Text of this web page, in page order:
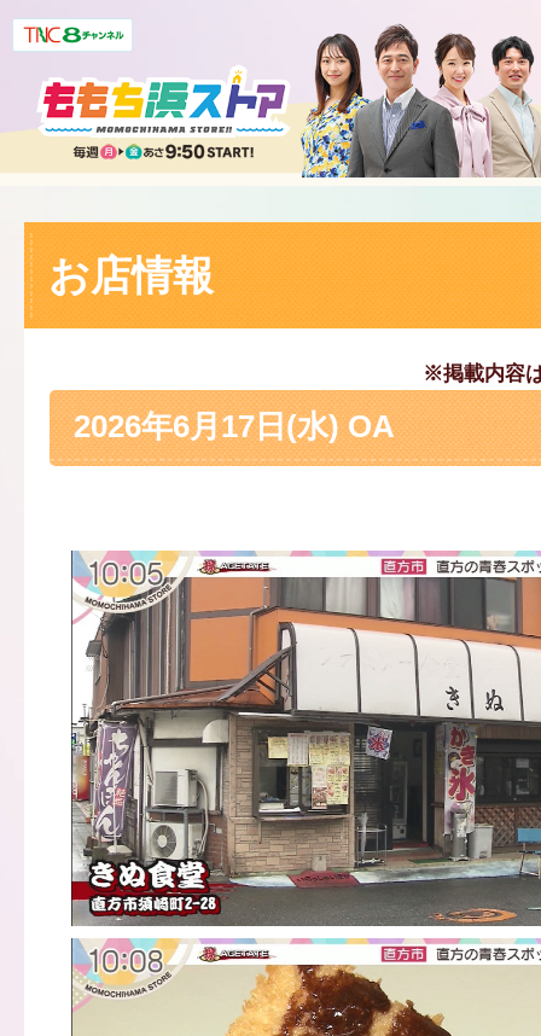
お店情報
※掲載内容
2026年6月17日(水) OA